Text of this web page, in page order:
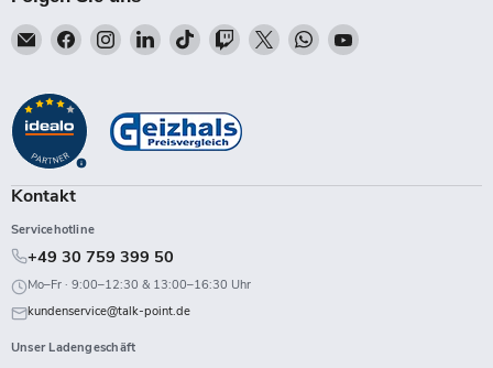
Email
Talk-
Finden
Sie
auf
Facebook
Finden
Sie
auf
Instagram
Finden
Sie
auf
LinkedIn
Finden
Sie
auf
TikTok
Finden
Sie
Twitch
Finden
Sie
Finden
Sie
Finden
Kontakt
Servicehotline
+49 30 759 399 50
Mo–Fr · 9:00–12:30 & 13:00–16:30 Uhr
kundenservice@talk-point.de
Unser Ladengeschäft